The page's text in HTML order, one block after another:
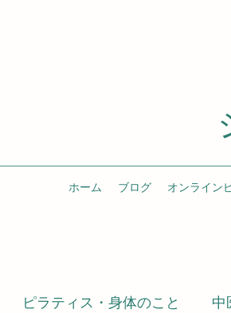
ホーム ブログ オンライン
ピラティス・身体のこと 中